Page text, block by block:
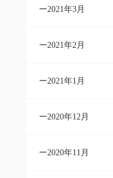
2021年3月
2021年2月
2021年1月
2020年12月
2020年11月